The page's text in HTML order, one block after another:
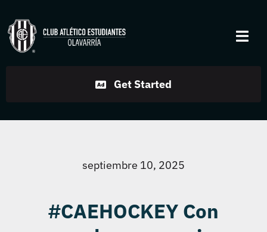
to
content
Disciplinas
Get Started
septiembre 10, 2025
#CAEHOCKEY Con